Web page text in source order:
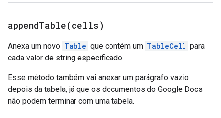
appendTable(cells)
Anexa um novo Table que contém um TableCell para
cada valor de string especificado.
Esse método também vai anexar um parágrafo vazio
depois da tabela, já que os documentos do Google Docs
não podem terminar com uma tabela.